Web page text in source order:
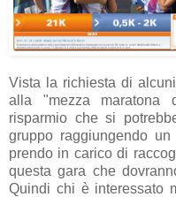
Vista la richiesta di
alla "mezza maratona
risparmio che si
gruppo raggiungendo
prendo in carico di
questa gara che
Quindi chi è interessato